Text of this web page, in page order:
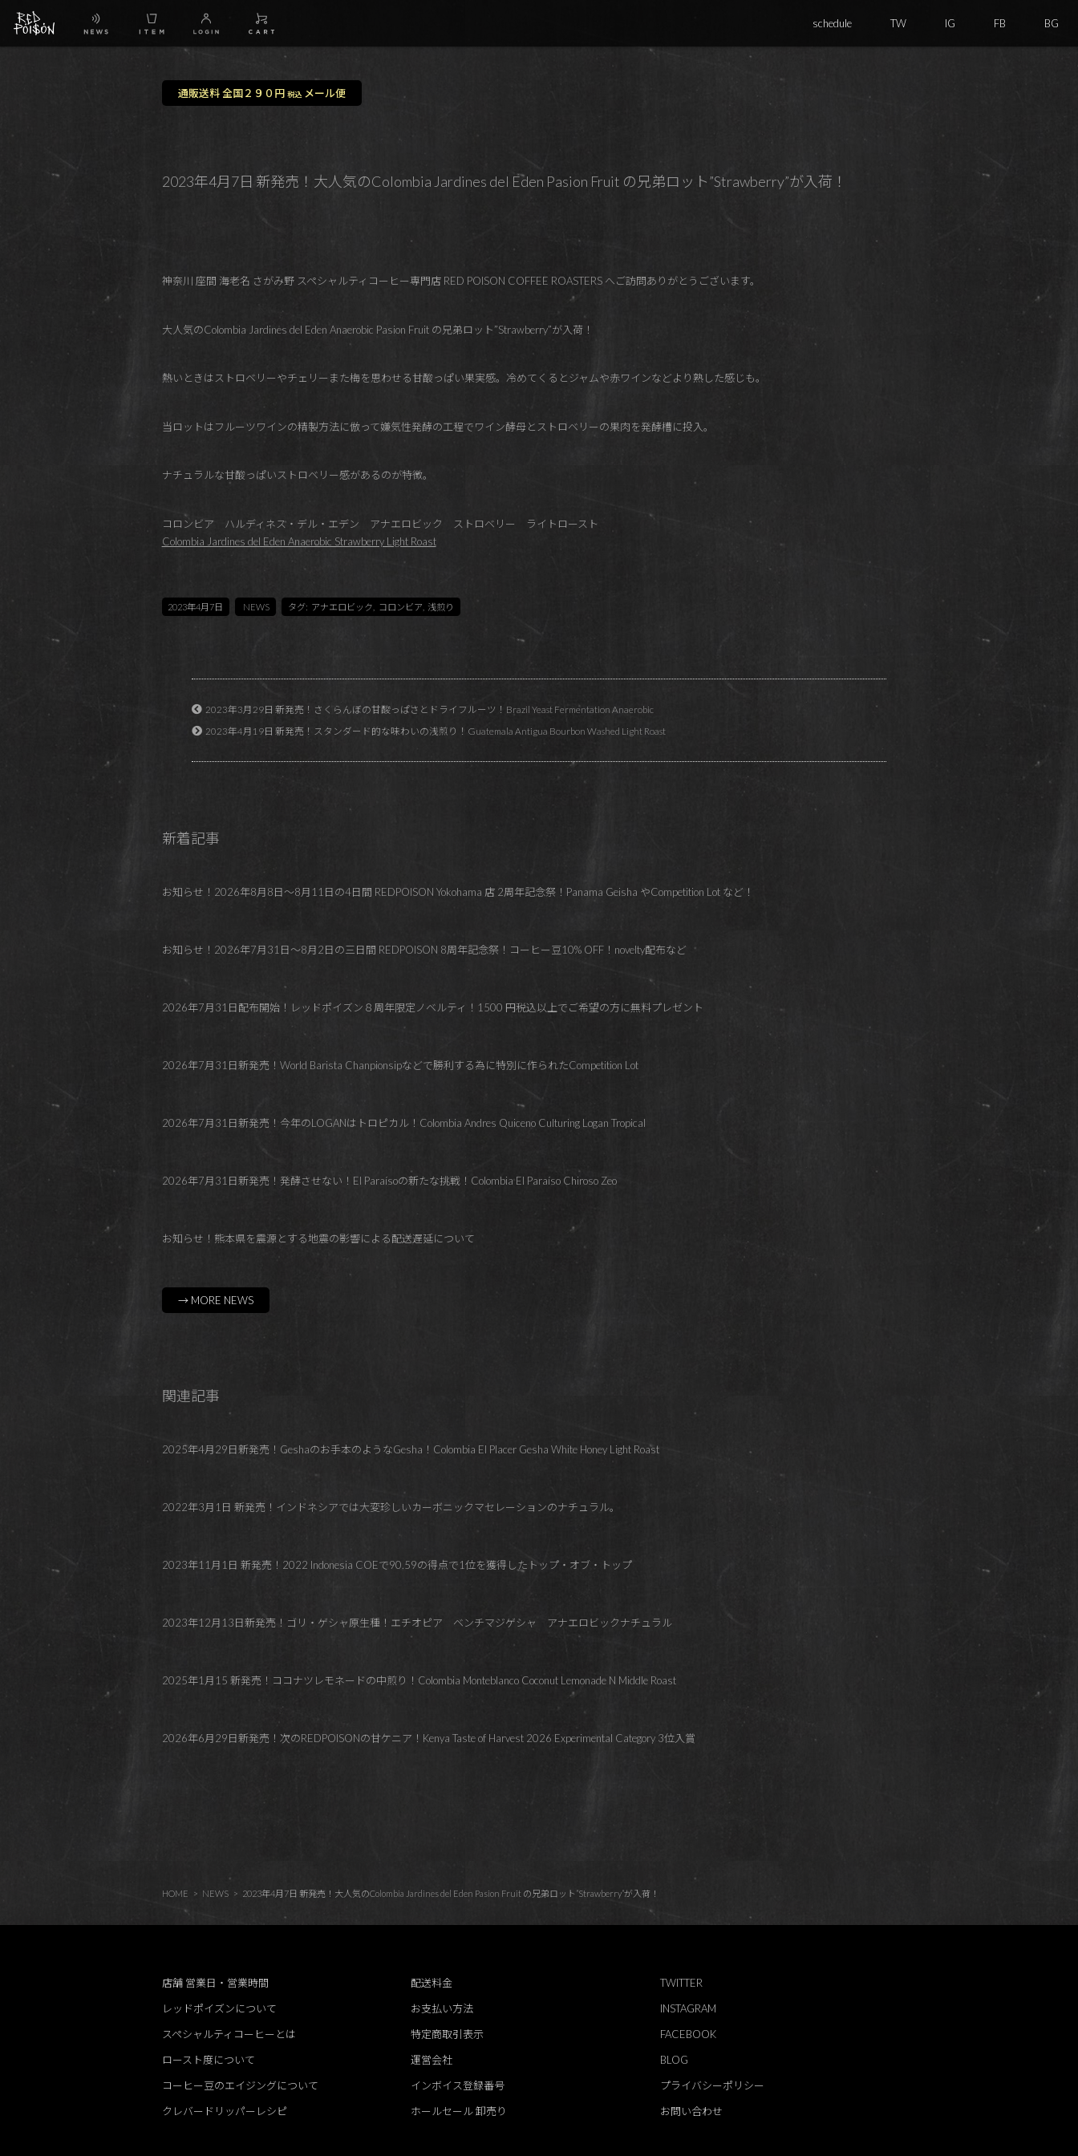
schedule TW IG FB BG
通販送料 全国２９０円 税込メール便
2023年4月7日 新発売！大人気のColombia Jardines del Eden Pasion Fruit の兄弟ロット”Strawberry”が入荷！
神奈川 座間 海老名 さがみ野 スペシャルティコーヒー専門店 RED POISON COFFEE ROASTERS へご訪問ありがとうございます。
大人気のColombia Jardines del Eden Anaerobic Pasion Fruit の兄弟ロット”Strawberry”が入荷！
熱いときはストロベリーやチェリーまた梅を思わせる甘酸っぱい果実感。冷めてくるとジャムや赤ワインなどより熟した感じも。
当ロットはフルーツワインの精製方法に倣って嫌気性発酵の工程でワイン酵母とストロベリーの果肉を発酵槽に投入。
ナチュラルな甘酸っぱいストロベリー感があるのが特徴。
コロンビア ハルディネス・デル・エデン アナエロビック ストロベリー ライトロースト
Colombia Jardines del Eden Anaerobic Strawberry Light Roast
2023年4月7日 NEWS タグ: アナエロビック コロンビア 浅煎り
2023年3月29日 新発売！さくらんぼの甘酸っぱさとドライフルーツ！Brazil Yeast Fermentation Anaerobic
2023年4月19日 新発売！スタンダード的な味わいの浅煎り！Guatemala Antigua Bourbon Washed Light Roast
新着記事
お知らせ！2026年8月8日～8月11日の4日間 REDPOISON Yokohama 店 2周年記念祭！Panama Geisha やCompetition Lot など！
お知らせ！2026年7月31日～8月2日の三日間 REDPOISON 8周年記念祭！コーヒー豆10% OFF！novelty配布など
2026年7月31日配布開始！レッドポイズン８周年限定ノベルティ！1500 円税込以上でご希望の方に無料プレゼント
2026年7月31日新発売！World Barista Chanpionsipなどで勝利する為に特別に作られたCompetition Lot
2026年7月31日新発売！今年のLOGANはトロピカル！Colombia Andres Quiceno Culturing Logan Tropical
2026年7月31日新発売！発酵させない！El Paraísoの新たな挑戦！Colombia El Paraíso Chiroso Zeo
お知らせ！熊本県を震源とする地震の影響による配送遅延について
→ MORE NEWS
関連記事
2025年4月29日新発売！Geshaのお手本のようなGesha！Colombia El Placer Gesha White Honey Light Roast
2022年3月1日 新発売！インドネシアでは大変珍しいカーボニックマセレーションのナチュラル。
2023年11月1日 新発売！2022 Indonesia COEで90.59の得点で1位を獲得したトップ・オブ・トップ
2023年12月13日新発売！ゴリ・ゲシャ原生種！エチオピア ベンチマジゲシャ アナエロビックナチュラル
2025年1月15 新発売！ココナツレモネードの中煎り！Colombia Monteblanco Coconut Lemonade N Middle Roast
2026年6月29日新発売！次のREDPOISONの甘ケニア！Kenya Taste of Harvest 2026 Experimental Category 3位入賞
HOME NEWS 2023年4月7日 新発売！大人気のColombia Jardines del Eden Pasion Fruit の兄弟ロット”Strawberry”が入荷！
店舗 営業日・営業時間
レッドポイズンについて
スペシャルティコーヒーとは
ロースト度について
コーヒー豆のエイジングについて
クレバードリッパーレシピ
配送料金
お支払い方法
特定商取引表示
運営会社
インボイス登録番号
ホールセール 卸売り
TWITTER
INSTAGRAM
FACEBOOK
BLOG
プライバシーポリシー
お問い合わせ